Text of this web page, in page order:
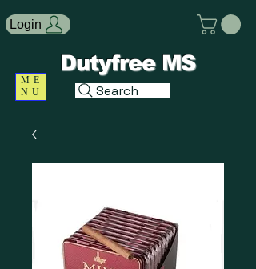
ME
NU
Search
Login
Dutyfree MS